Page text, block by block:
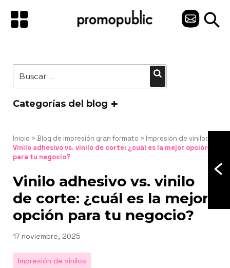
contenido
C
T
por:
Categorías del blog
Inicio > Blog de impresión gran formato > Impresión de vinilos
Vinilo adhesivo vs. vinilo de corte: ¿cuál es la mejor opción
para tu negocio?
Vinilo adhesivo vs. vinilo
de corte: ¿cuál es la mejor
opción para tu negocio?
Publicado
17 noviembre, 2025
Impresión de vinilos